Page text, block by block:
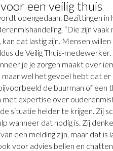
een veilig thuis
opengedaan. Bezittingen in
“Die zijn
dat lastig zijn. Mensen
de Veilig Thuis-
je je zorgen maakt over
wel het gevoel hebt dat
de buurman of een
met expertise over
situatie helder te krijgen. Zij
wanneer dat nodig is. Zij
een melding zijn, maar dat is
voor advies bellen en